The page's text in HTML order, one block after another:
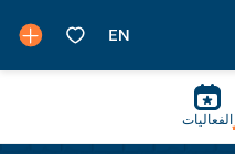
الفعاليات